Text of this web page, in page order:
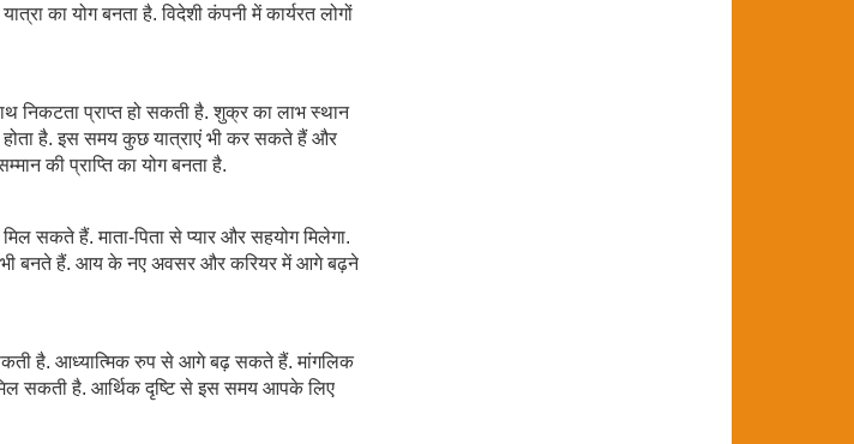
का योग बनता है. विदेशी कंपनी में कार्यरत लोगों
निकटता प्राप्त हो सकती है. शुक्र का लाभ स्थान
होता है. इस समय कुछ यात्राएं भी कर सकते हैं और
की प्राप्ति का योग बनता है.
सकते हैं. माता-पिता से प्यार और सहयोग मिलेगा.
भी बनते हैं. आय के नए अवसर और करियर में आगे बढ़ने
है. आध्यात्मिक रुप से आगे बढ़ सकते हैं. मांगलिक
सकती है. आर्थिक दृष्टि से इस समय आपके लिए